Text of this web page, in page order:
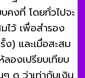
คงที่ โดยทั่วไปจะ
ไว้ เพื่อสำรอง
) และเมื่อสะสม
องเปรียบเทียบ
ดู ว่าเท่ากับเงิน